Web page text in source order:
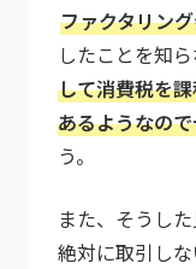
ファクタリン
したことを知
して消費税を
あるようなの
う。
また、そうし
絶対に取引しな